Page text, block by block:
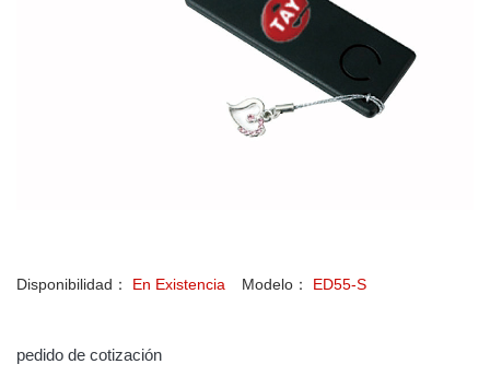
Disponibilidad： En Existencia Modelo： ED55-S
pedido de cotización